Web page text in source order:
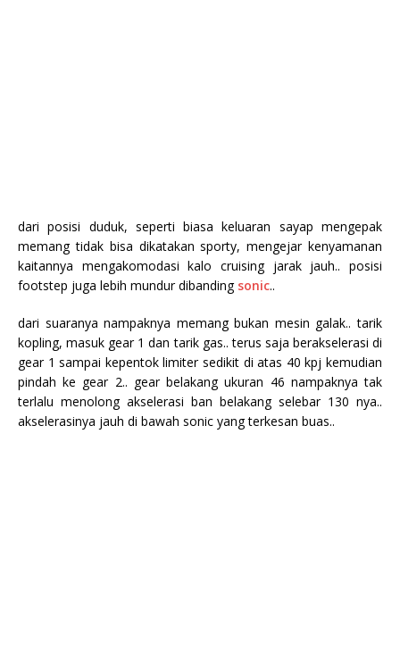
dari posisi duduk, seperti biasa keluaran sayap mengepak
memang tidak bisa dikatakan sporty, mengejar kenyamanan
kaitannya mengakomodasi kalo cruising jarak jauh.. posisi
footstep juga lebih mundur dibanding sonic..
dari suaranya nampaknya memang bukan mesin galak.. tarik
kopling, masuk gear 1 dan tarik gas.. terus saja berakselerasi di
gear 1 sampai kepentok limiter sedikit di atas 40 kpj kemudian
pindah ke gear 2.. gear belakang ukuran 46 nampaknya tak
terlalu menolong akselerasi ban belakang selebar 130 nya..
akselerasinya jauh di bawah sonic yang terkesan buas..